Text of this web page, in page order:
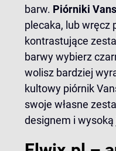
barw. Piórniki Vans
plecaka, lub wręcz
kontrastujące
barwy wybierz
wolisz bardziej
kultowy piórnik
swoje własne
designem i wysoką